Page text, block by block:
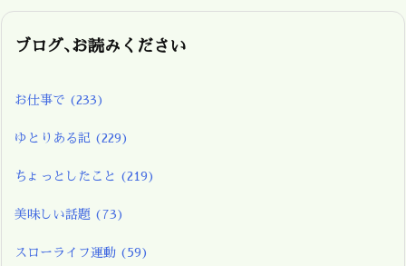
ブログ､お読みください
お仕事で (233)
ゆとりある記 (229)
ちょっとしたこと (219)
美味しい話題 (73)
スローライフ運動 (59)